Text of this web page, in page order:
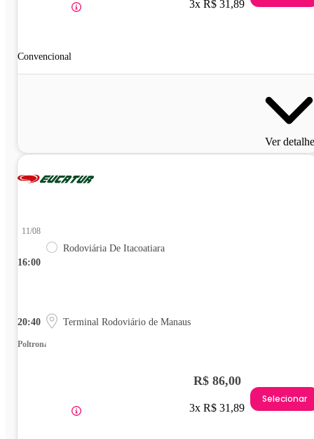
Convencional
3x R$ 31,89
Ver
16:00
11/08
Rodoviária De Itacoatiara
20:40 Terminal Rodoviário de Manaus
Poltrona
R$ 86,00
3x R$ 31,89
Selecionar